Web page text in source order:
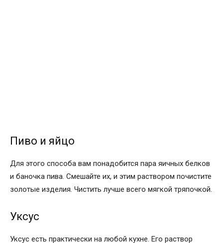
Пиво и яйцо
Для этого способа вам понадобится пара яичных белков
и баночка пива. Смешайте их, и этим раствором почистите
золотые изделия. Чистить лучше всего мягкой тряпочкой.
Уксус
Уксус есть практически на любой кухне. Его раствор